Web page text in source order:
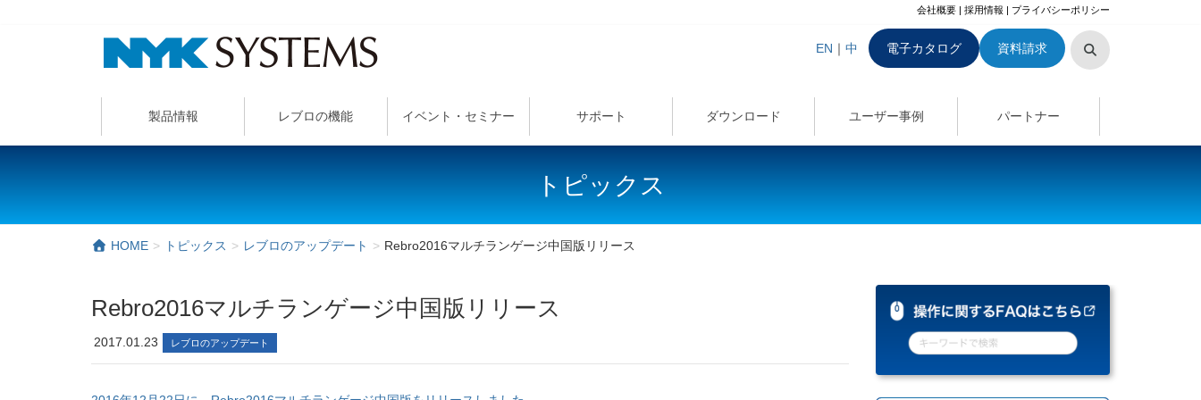
会社概要 | 採用情報 | プライバシーポリシー
EN ｜ 中 電子カタログ 資料請求
製品情報 レブロの機能 イベント・セミナー サポート ダウンロード ユーザー事例 パートナー
トピックス
HOME トピックス レブロのアップデート Rebro2016マルチランゲージ中国版リリース
Rebro2016マルチランゲージ中国版リリース
2017.01.23 レブロのアップデート